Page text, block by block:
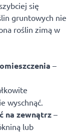
się
gruntowych nie
roślin zimą w
–
wyschnąć.
na zewnątrz –
lub